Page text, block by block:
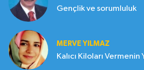
Gençlik ve sorumluluk
MERVE YILMAZ
Kalıcı Kiloları Vermenin